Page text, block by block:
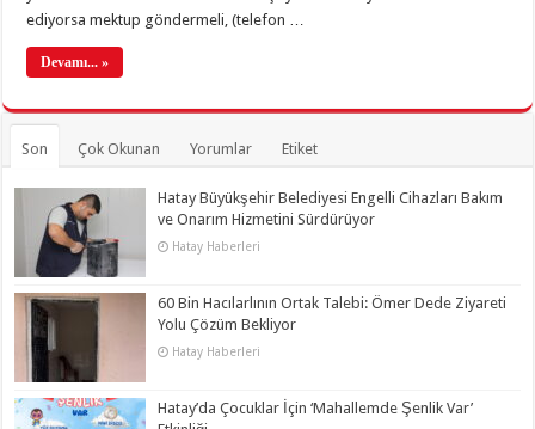
ediyorsa mektup göndermeli, (telefon …
Devamı... »
Son Çok Okunan Yorumlar Etiket
Hatay Büyükşehir Belediyesi Engelli Cihazları Bakım
ve Onarım Hizmetini Sürdürüyor
Hatay Haberleri
60 Bin Hacılarlının Ortak Talebi: Ömer Dede Ziyareti
Yolu Çözüm Bekliyor
Hatay Haberleri
Hatay’da Çocuklar İçin ‘Mahallemde Şenlik Var’